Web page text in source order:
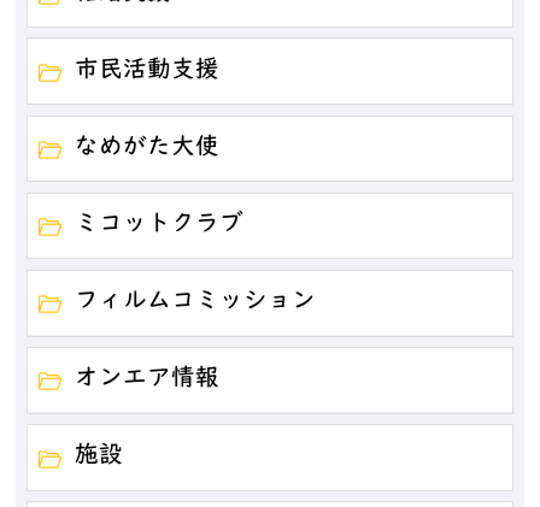
市民活動支援
なめがた大使
ミコットクラブ
フィルムコミッション
オンエア情報
施設